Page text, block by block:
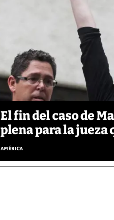
El fin del caso de
plena para la jueza
AMÉRICA